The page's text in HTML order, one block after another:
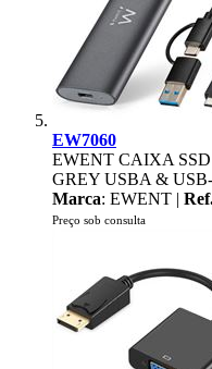
EW7060
EWENT CAIXA
GREY USBA &
Marca: EWENT |
Preço sob consulta